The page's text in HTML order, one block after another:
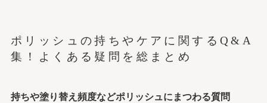
ポリッシュの持ちやケアに関するQ&A
集！よくある疑問を総まとめ
持ちや塗り替え頻度などポリッシュにまつわる質問